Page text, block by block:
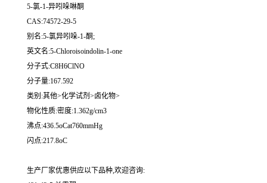
5-氯-1-异吲哚啉酮
CAS:74572-29-5
别名:5-氯异吲哚-1-酮;
英文名:5-Chloroisoindolin-1-one
分子式:C8H6ClNO
分子量:167.592
类别:其他>化学试剂>卤化物>
物化性质:密度:1.362g/cm3
沸点:436.5oCat760mmHg
闪点:217.8oC
生产厂家优惠供应以下品种,欢迎咨询: